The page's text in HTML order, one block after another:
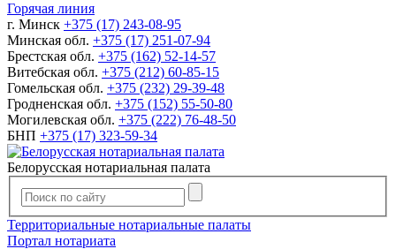
Горячая линия
г. Минск +375 (17) 243-08-95
Минская обл. +375 (17) 251-07-94
Брестская обл. +375 (162) 52-14-57
Витебская обл. +375 (212) 60-85-15
Гомельская обл. +375 (232) 29-39-48
Гродненская обл. +375 (152) 55-50-80
Могилевская обл. +375 (222) 76-48-50
БНП +375 (17) 323-59-34
Белорусская нотариальная палата
Территориальные нотариальные палаты
Портал нотариата